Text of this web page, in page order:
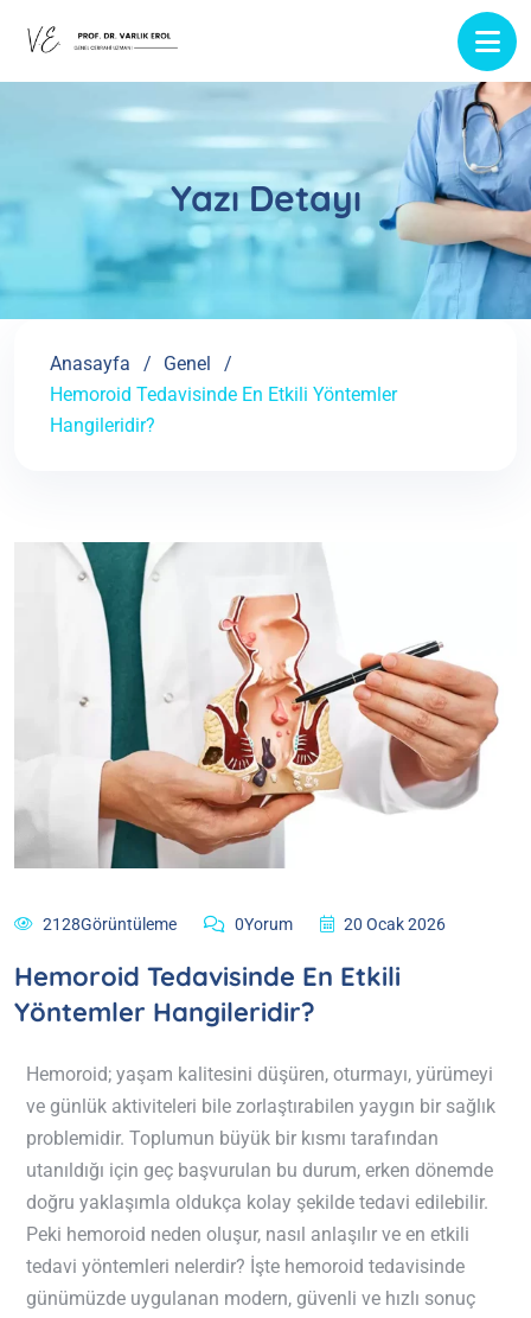
Yazı Detayı
Anasayfa
Genel
Hemoroid Tedavisinde En Etkili Yöntemler
Hangileridir?
2128Görüntüleme 0Yorum 20 Ocak 2026
Hemoroid Tedavisinde En Etkili
Yöntemler Hangileridir?
Hemoroid; yaşam kalitesini düşüren, oturmayı, yürümeyi
ve günlük aktiviteleri bile zorlaştırabilen yaygın bir sağlık
problemidir. Toplumun büyük bir kısmı tarafından
utanıldığı için geç başvurulan bu durum, erken dönemde
doğru yaklaşımla oldukça kolay şekilde tedavi edilebilir.
Peki hemoroid neden oluşur, nasıl anlaşılır ve en etkili
tedavi yöntemleri nelerdir? İşte hemoroid tedavisinde
günümüzde uygulanan modern, güvenli ve hızlı sonuç